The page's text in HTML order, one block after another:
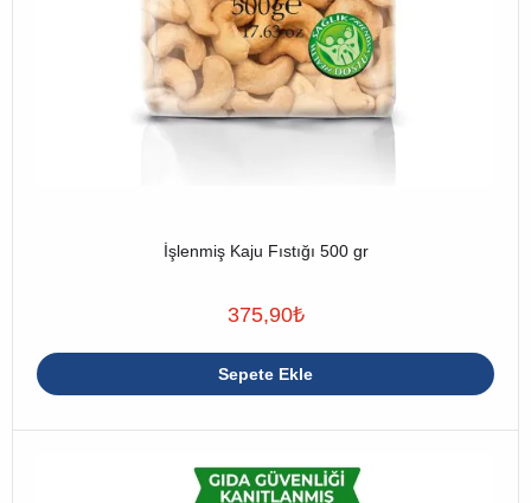
İşlenmiş Kaju Fıstığı 500 gr
375,90₺
Sepete Ekle